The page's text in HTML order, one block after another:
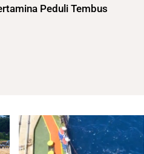
Peduli Tembus